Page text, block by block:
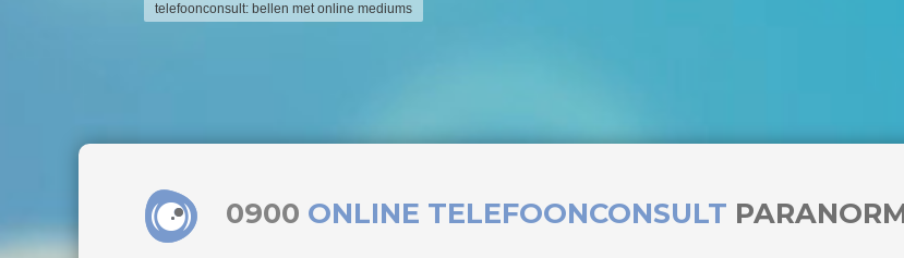
telefoonconsult: bellen met online mediums
0900 ONLINE TELEFOONCONSULT